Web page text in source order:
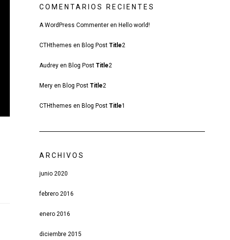
COMENTARIOS RECIENTES
A WordPress Commenteren Hello world!
CTHthemes en Blog Post Title2
Audreyen Blog Post Title2
Meryen Blog Post Title2
CTHthemes en Blog Post Title1
ARCHIVOS
junio 2020
febrero 2016
enero 2016
diciembre 2015